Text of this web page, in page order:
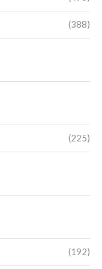
(388)
(225)
(192)